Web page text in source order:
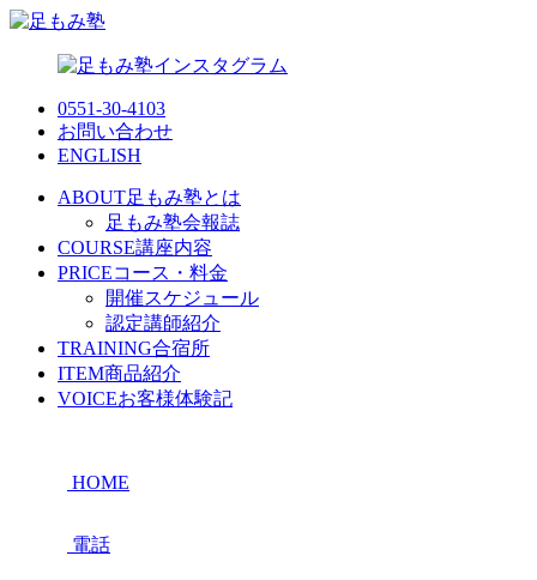
0551-30-4103
お問い合わせ
ENGLISH
ABOUT足もみ塾とは
足もみ塾会報誌
COURSE講座内容
PRICEコース・料金
開催スケジュール
認定講師紹介
TRAINING合宿所
ITEM商品紹介
VOICEお客様体験記
HOME
電話